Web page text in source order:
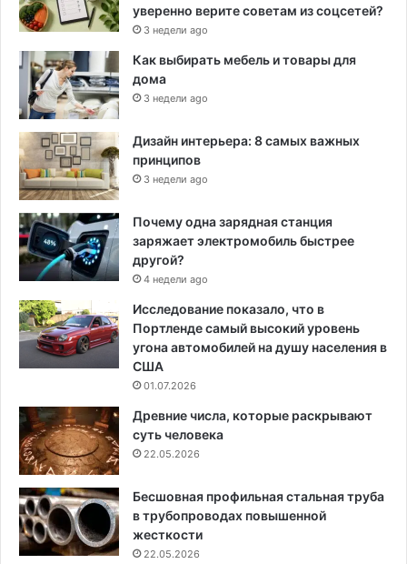
уверенно верите советам из соцсетей?
3 недели ago
Как выбирать мебель и товары для
дома
3 недели ago
Дизайн интерьера: 8 самых важных
принципов
3 недели ago
Почему одна зарядная станция
заряжает электромобиль быстрее
другой?
4 недели ago
Исследование показало, что в
Портленде самый высокий уровень
угона автомобилей на душу населения в
США
01.07.2026
Древние числа, которые раскрывают
суть человека
22.05.2026
Бесшовная профильная стальная труба
в трубопроводах повышенной
жесткости
22.05.2026